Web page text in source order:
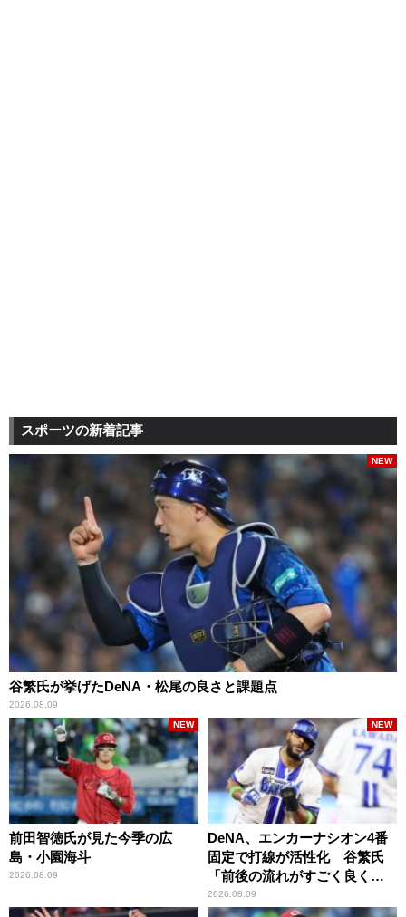
スポーツの新着記事
谷繁氏が挙げたDeNA・松尾の良さと課題点
2026.08.09
NEW
前田智徳氏が見た今季の広
島・小園海斗
2026.08.09
NEW
DeNA、エンカーナシオン4番
固定で打線が活性化 谷繁氏
「前後の流れがすごく良くな
りましたね」
2026.08.09
NEW